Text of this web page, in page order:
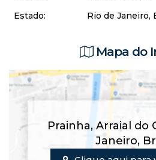
Estado:
Rio de Janeiro,
Mapa do
Prainha, Arraial do
Janeiro,